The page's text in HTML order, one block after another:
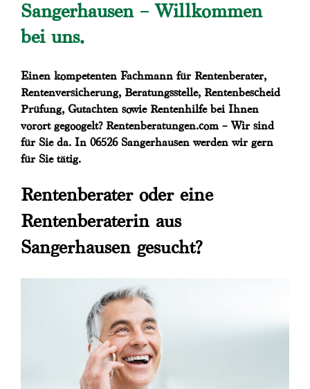
Sangerhausen – Willkommen
bei uns.
Einen kompetenten Fachmann für Rentenberater,
Rentenversicherung, Beratungsstelle, Rentenbescheid
Prüfung, Gutachten sowie Rentenhilfe bei Ihnen
vorort gegoogelt? Rentenberatungen.com – Wir sind
für Sie da. In 06526 Sangerhausen werden wir gern
für Sie tätig.
Rentenberater oder eine
Rentenberaterin aus
Sangerhausen gesucht?